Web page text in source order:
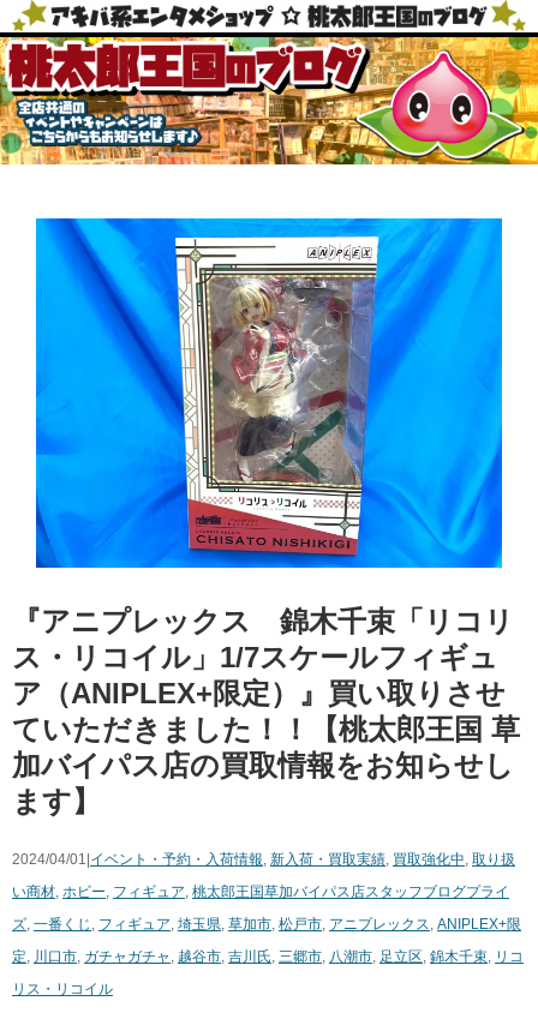
『アニプレックス 錦木千束「リコリ
ス・リコイル」1/7スケールフィギュ
ア（ANIPLEX+限定）』買い取りさせ
ていただきました！！【桃太郎王国 草
加バイパス店の買取情報をお知らせし
ます】
2024/04/01| イベント・予約・入荷情報, 新入荷・買取実績, 買取強化中, 取り扱
い商材, ホビー, フィギュア, 桃太郎王国草加バイパス店スタッフブログプライ
ズ, 一番くじ , フィギュア, 埼玉県, 草加市, 松戸市, アニプレックス, ANIPLEX+限
定, 川口市, ガチャガチャ , 越谷市, 吉川氏, 三郷市, 八潮市, 足立区, 錦木千束, リコ
リス・リコイル